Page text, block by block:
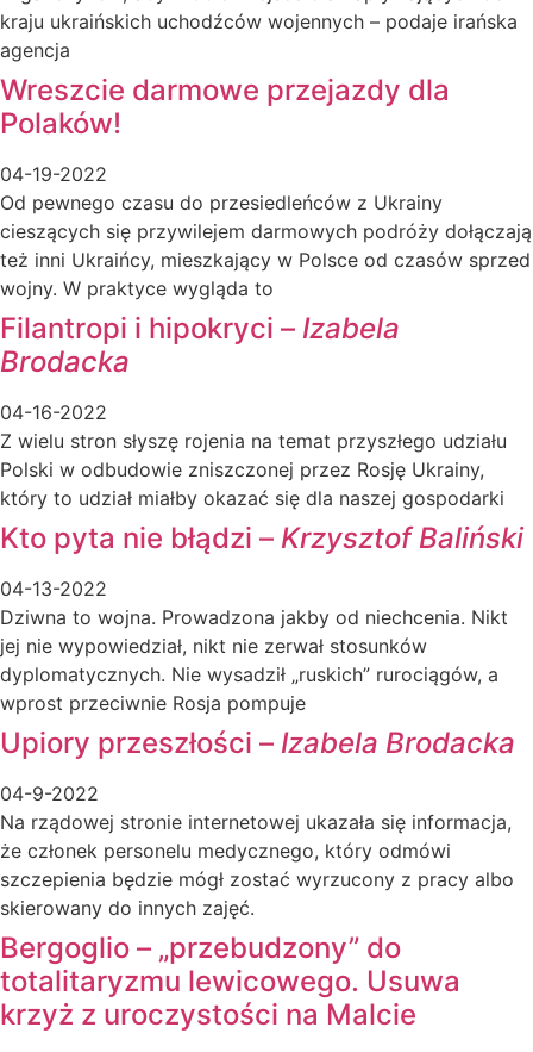
kraju ukraińskich uchodźców wojennych – podaje irańska
agencja
Wreszcie darmowe przejazdy dla
Polaków!
04-19-2022
Od pewnego czasu do przesiedleńców z Ukrainy
cieszących się przywilejem darmowych podróży dołączają
też inni Ukraińcy, mieszkający w Polsce od czasów sprzed
wojny. W praktyce wygląda to
Filantropi i hipokryci – Izabela
Brodacka
04-16-2022
Z wielu stron słyszę rojenia na temat przyszłego udziału
Polski w odbudowie zniszczonej przez Rosję Ukrainy,
który to udział miałby okazać się dla naszej gospodarki
Kto pyta nie błądzi – Krzysztof Baliński
04-13-2022
Dziwna to wojna. Prowadzona jakby od niechcenia. Nikt
jej nie wypowiedział, nikt nie zerwał stosunków
dyplomatycznych. Nie wysadził „ruskich” rurociągów, a
wprost przeciwnie Rosja pompuje
Upiory przeszłości – Izabela Brodacka
04-9-2022
Na rządowej stronie internetowej ukazała się informacja,
że członek personelu medycznego, który odmówi
szczepienia będzie mógł zostać wyrzucony z pracy albo
skierowany do innych zajęć.
Bergoglio – „przebudzony” do
totalitaryzmu lewicowego. Usuwa
krzyż z uroczystości na Malcie